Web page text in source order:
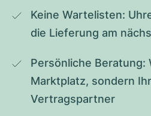
Keine Wartelisten:
die Lieferung am
Persönliche Beratung:
Marktplatz, sondern
Vertragspartner